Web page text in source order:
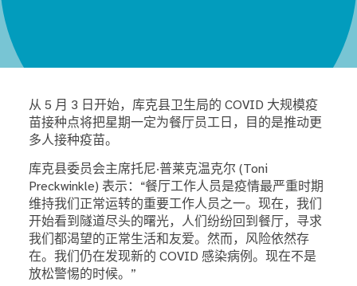
从 5 月 3 日开始，库克县卫生局的 COVID 大规模疫
苗接种点将把星期一定为餐厅员工日，目的是推动更
多人接种疫苗。
库克县委员会主席托尼·普莱克温克尔 (Toni
Preckwinkle) 表示：“餐厅工作人员是疫情最严重时期
维持我们正常运转的重要工作人员之一。现在，我们
开始看到隧道尽头的曙光，人们纷纷回到餐厅，寻求
我们都渴望的正常生活和友爱。然而，风险依然存
在。我们仍在发现新的 COVID 感染病例。现在不是
放松警惕的时候。”